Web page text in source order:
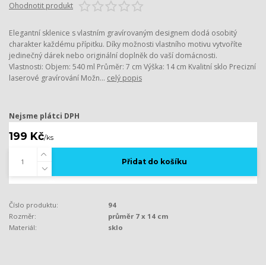
Ohodnotit produkt
Elegantní sklenice s vlastním gravírovaným designem dodá osobitý
charakter každému přípitku. Díky možnosti vlastního motivu vytvoříte
jedinečný dárek nebo originální doplněk do vaší domácnosti.
Vlastnosti: Objem: 540 ml Průměr: 7 cm Výška: 14 cm Kvalitní sklo Precizní
laserové gravírování Možn... celý popis
Nejsme plátci DPH
199 Kč/ks
Přidat do košíku
Číslo produktu:
94
Rozměr:
průměr 7 x 14 cm
Materiál:
sklo